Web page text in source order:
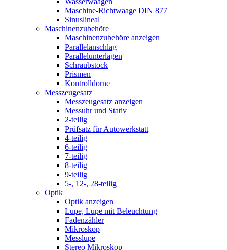
Maschine-Richtwaage DIN 877
Sinuslineal
Maschinenzubehöre
Maschinenzubehöre anzeigen
Parallelanschlag
Parallelunterlagen
Schraubstock
Prismen
Kontrolldorne
Messzeugesatz
Messzeugesatz anzeigen
Messuhr und Stativ
2-teilig
Prüfsatz für Autowerkstatt
4-teilig
6-teilig
7-teilig
8-teilig
9-teilig
5-, 12-, 28-teilig
Optik
Optik anzeigen
Lupe, Lupe mit Beleuchtung
Fadenzähler
Mikroskop
Messlupe
Stereo Mikroskop